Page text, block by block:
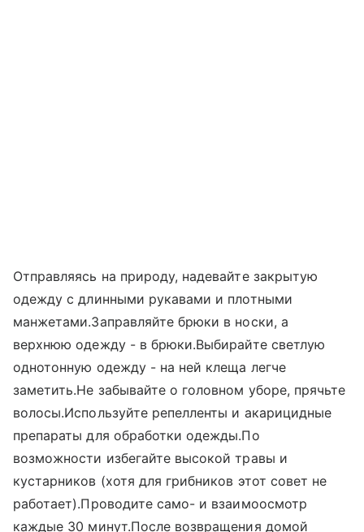
Отправляясь на природу, надевайте закрытую
одежду с длинными рукавами и плотными
манжетами.Заправляйте брюки в носки, а
верхнюю одежду - в брюки.Выбирайте светлую
однотонную одежду - на ней клеща легче
заметить.Не забывайте о головном уборе, прячьте
волосы.Используйте репелленты и акарицидные
препараты для обработки одежды.По
возможности избегайте высокой травы и
кустарников (хотя для грибников этот совет не
работает).Проводите само- и взаимоосмотр
каждые 30 минут.После возвращения домой